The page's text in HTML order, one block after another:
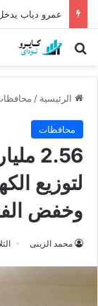
بحث عن
الرئيسية /
محافظات
2.56
لتوزيع
وخفض الفقد
محمد الزينى